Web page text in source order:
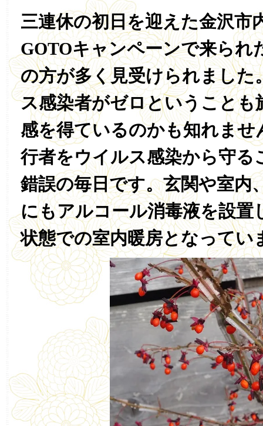
三連休の初日を迎えた金沢市
GOTOキャンペーンで来られ
の方が多く見受けられました
ス感染者がゼロということも
感を得ているのかも知れませ
行者をウイルス感染から守る
錯誤の毎日です。玄関や室内
にもアルコール消毒液を設置
状態での室内暖房となってい